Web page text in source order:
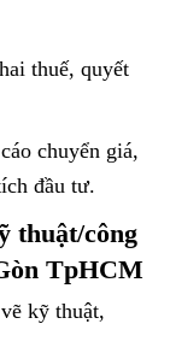
thuế, quyết
chuyển giá,
đầu tư.
thuật/công
TpHCM
kỹ thuật,